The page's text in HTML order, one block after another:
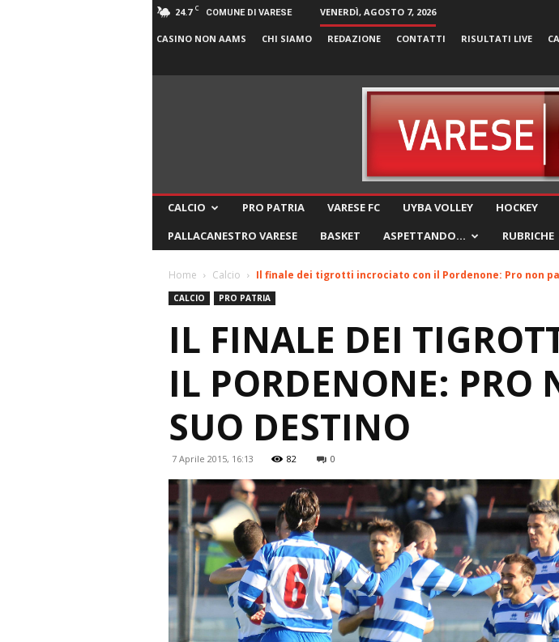
24.7 C COMUNE DI VARESE VENERDÌ, AGOSTO 7, 2026
CASINO NON AAMS CHI SIAMO REDAZIONE CONTATTI RISULTATI LIVE
CALCIO PRO PATRIA VARESE FC UYBA VOLLEY HOCKEY
PALLACANESTRO VARESE
BASKET ASPETTANDO… RUBRICHE
Home Calcio Il finale dei tigrotti incrociato con il Pordenone: Pro non
CALCIO PRO PATRIA
IL FINALE DEI
IL PORDENONE: PRO
SUO DESTINO
7 Aprile 2015, 16:13 82 0